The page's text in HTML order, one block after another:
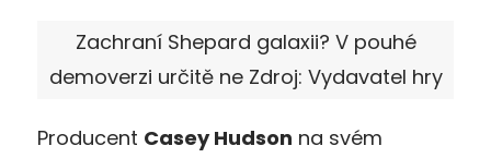
Zachraní Shepard galaxii? V pouhé
demoverzi určitě ne Zdroj: Vydavatel hry
Producent Casey Hudson na svém